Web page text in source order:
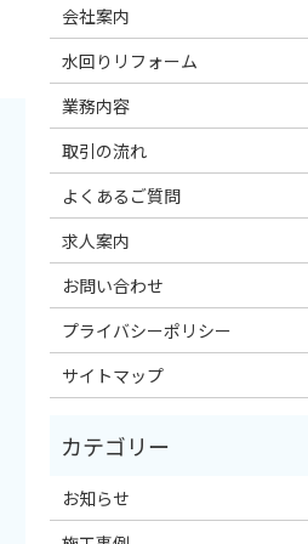
会社案内
水回りリフォーム
業務内容
取引の流れ
よくあるご質問
求人案内
お問い合わせ
プライバシーポリシー
サイトマップ
お知らせ